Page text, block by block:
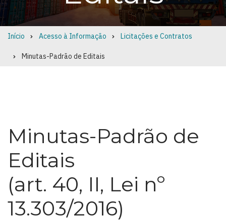
Breadcrumb
Início Acesso à Informação Licitações e Contratos
Minutas-Padrão de Editais
Minutas-Padrão de
Editais
(art. 40, II, Lei nº
13.303/2016)